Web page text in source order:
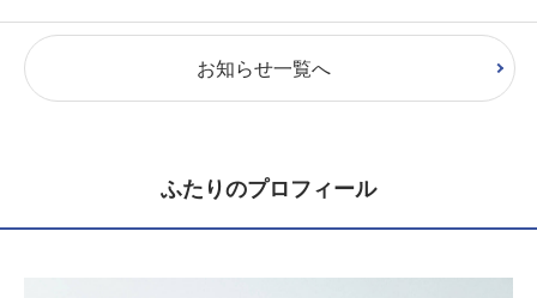
お知らせ一覧へ
ふたりのプロフィール